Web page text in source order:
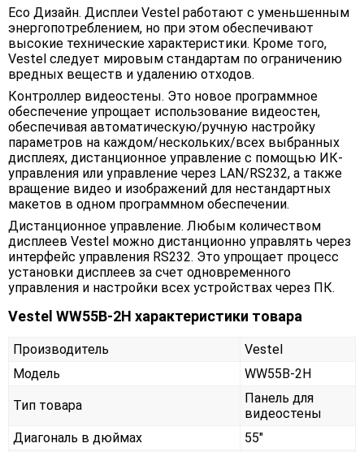
Eco Дизайн. Дисплеи Vestel работают с уменьшенным
энергопотреблением, но при этом обеспечивают
высокие технические характеристики. Кроме того,
Vestel следует мировым стандартам по ограничению
вредных веществ и удалению отходов.
Контроллер видеостены. Это новое программное
обеспечение упрощает использование видеостен,
обеспечивая автоматическую/ручную настройку
параметров на каждом/нескольких/всех выбранных
дисплеях, дистанционное управление с помощью ИК-
управления или управление через LAN/RS232, а также
вращение видео и изображений для нестандартных
макетов в одном программном обеспечении.
Дистанционное управление. Любым количеством
дисплеев Vestel можно дистанционно управлять через
интерфейс управления RS232. Это упрощает процесс
установки дисплеев за счет одновременного
управления и настройки всех устройствах через ПК.
Vestel WW55B-2H характеристики товара
Производитель
Vestel
Модель
WW55B-2H
Тип товара
Панель для
видеостены
Диагональ в дюймах
55"